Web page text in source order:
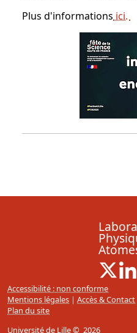
Plus d'informations ici.
X (
Accessibilité : non conforme
Mentions légales | Accès & Contact
Plan du site
Université de Lille© 2026